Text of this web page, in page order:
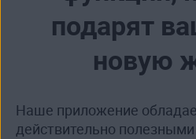
подарят
новую
Наше приложение
действительно